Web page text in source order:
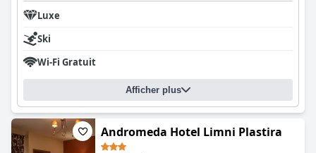
Luxe
Ski
Wi-Fi Gratuit
Afficher plus
Andromeda Hotel Limni Plastira